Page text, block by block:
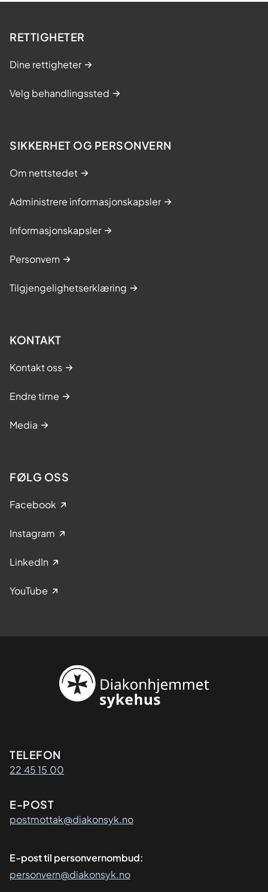
RETTIGHETER
Dine rettigheter
Velg behandlingssted
SIKKERHET OG PERSONVERN
Om nettstedet
Administrere informasjonskapsler
Informasjonskapsler
Personvern
Tilgjengelighetserklæring
KONTAKT
Kontakt oss
Endre time
Media
FØLG OSS
Facebook
Instagram
LinkedIn
YouTube
Kontaktinformasjon
TELEFON
22 45 15 00
E-POST
postmottak@diakonsyk.no
E-post til personvernombud:
personvern@diakonsyk.no